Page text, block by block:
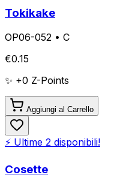
Tokikake
OP06-052 • C
€0.15
✨ +0 Z-Points
Aggiungi al Carrello
⚡ Ultime 2 disponibili!
Cosette